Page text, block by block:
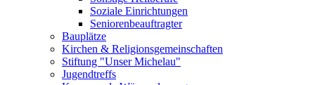
Soziale Einrichtungen
Seniorenbeauftragter
Bauplätze
Kirchen & Religionsgemeinschaften
Stiftung "Unser Michelau"
Jugendtreffs